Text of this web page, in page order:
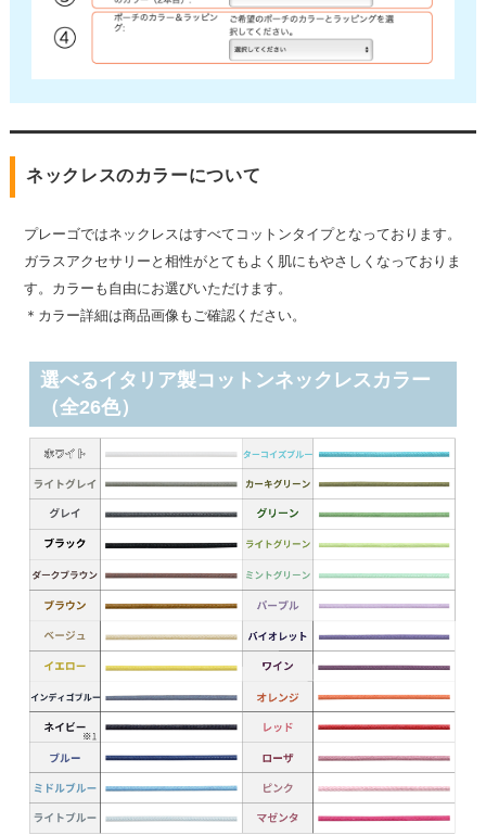
ネックレスのカラーについて
プレーゴではネックレスはすべてコットンタイプとなっております。
ガラスアクセサリーと相性がとてもよく肌にもやさしくなっておりま
す。カラーも自由にお選びいただけます。
＊カラー詳細は商品画像もご確認ください。
選べるイタリア製コットンネックレスカラー
（全26色）